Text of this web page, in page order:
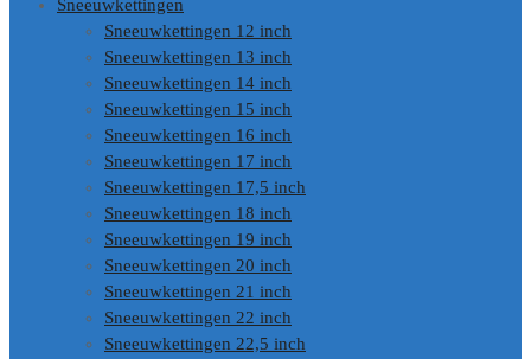
Sneeuwkettingen
Sneeuwkettingen 12 inch
Sneeuwkettingen 13 inch
Sneeuwkettingen 14 inch
Sneeuwkettingen 15 inch
Sneeuwkettingen 16 inch
Sneeuwkettingen 17 inch
Sneeuwkettingen 17,5 inch
Sneeuwkettingen 18 inch
Sneeuwkettingen 19 inch
Sneeuwkettingen 20 inch
Sneeuwkettingen 21 inch
Sneeuwkettingen 22 inch
Sneeuwkettingen 22,5 inch